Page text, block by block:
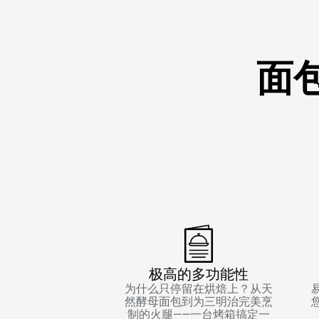
面
极高的多功能性
为什么只停留在烘焙上？从天
然酵母面包到为三明治完美烹
制的火腿——一台烤箱搞定一